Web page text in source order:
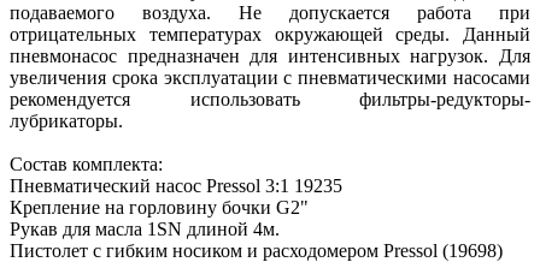
подаваемого воздуха. Не допускается работа при
отрицательных температурах окружающей среды. Данный
пневмонасос предназначен для интенсивных нагрузок. Для
увеличения срока эксплуатации с пневматическими насосами
рекомендуется использовать фильтры-редукторы-
лубрикаторы.
Состав комплекта:
Пневматический насос Pressol 3:1 19235
Крепление на горловину бочки G2"
Рукав для масла 1SN длиной 4м.
Пистолет с гибким носиком и расходомером Pressol (19698)